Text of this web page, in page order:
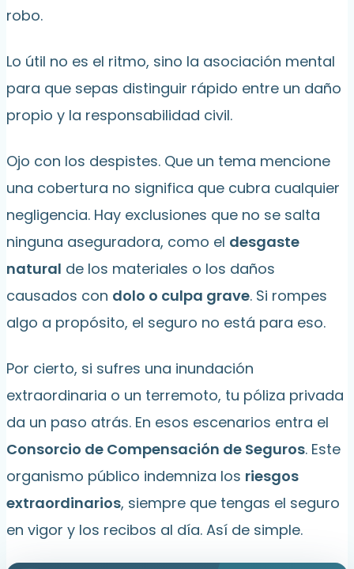
robo.
Lo útil no es el ritmo, sino la asociación mental
para que sepas distinguir rápido entre un daño
propio y la responsabilidad civil.
Ojo con los despistes. Que un tema mencione
una cobertura no significa que cubra cualquier
negligencia. Hay exclusiones que no se salta
ninguna aseguradora, como el desgaste
natural de los materiales o los daños
causados con dolo o culpa grave. Si rompes
algo a propósito, el seguro no está para eso.
Por cierto, si sufres una inundación
extraordinaria o un terremoto, tu póliza privada
da un paso atrás. En esos escenarios entra el
Consorcio de Compensación de Seguros. Este
organismo público indemniza los riesgos
extraordinarios, siempre que tengas el seguro
en vigor y los recibos al día. Así de simple.